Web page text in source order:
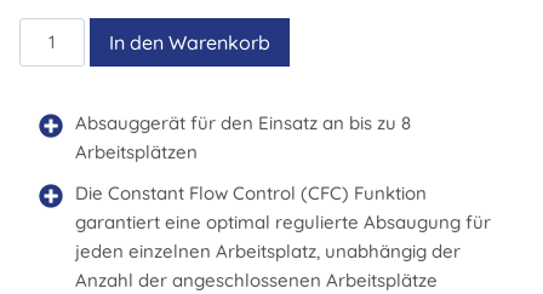
Zero
Smog
für
Kleberdämpfe
In den Warenkorb
Absauggerät für den Einsatz an bis zu 8
Arbeitsplätzen
Die Constant Flow Control (CFC) Funktion
garantiert eine optimal regulierte Absaugung für
jeden einzelnen Arbeitsplatz, unabhängig der
Anzahl der angeschlossenen Arbeitsplätze